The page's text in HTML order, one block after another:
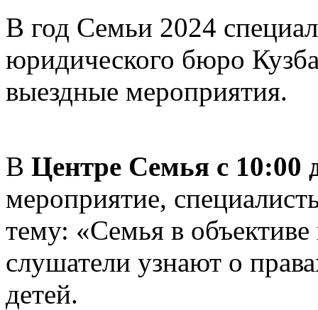
В год Семьи 2024
юридического бюро
выездные мероприятия.
В Центре Семья с 10:00
мероприятие,
тему: «Семья в
слушатели узнают о
детей.